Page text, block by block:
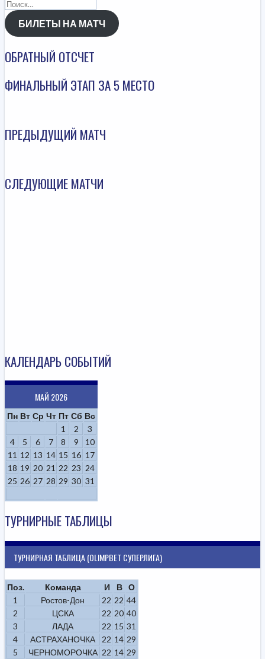
Найти:
БИЛЕТЫ НА МАТЧ
ОБРАТНЫЙ ОТСЧЕТ
ФИНАЛЬНЫЙ ЭТАП ЗА 5 МЕСТО
ПРЕДЫДУЩИЙ МАТЧ
СЛЕДУЮЩИЕ МАТЧИ
КАЛЕНДАРЬ СОБЫТИЙ
МАЙ 2026
Пн Вт Ср Чт Пт Сб Вс
1
2
3
4
5 6 7 8 9
10
11 12 13 14 15 16 17
18 19 20 21 22 23 24
25 26 27 28 29 30 31
ТУРНИРНЫЕ ТАБЛИЦЫ
ТУРНИРНАЯ ТАБЛИЦА (OLIMPBET СУПЕРЛИГА)
Поз. Команда И В
О
1
Ростов-Дон 22 22 44
2
ЦСКА 22 20 40
3
ЛАДА 22 15 31
4
АСТРАХАНОЧКА 22 14 29
5
ЧЕРНОМОРОЧКА 22 14 29